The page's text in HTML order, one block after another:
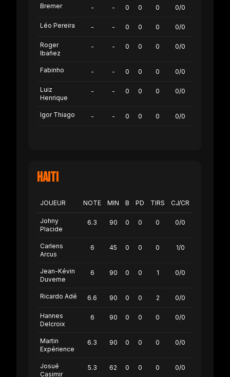
Bremer - - 0 0 0 0/0
Léo Pereira - - 0 0 0 0/0
Roger
Ibañez
- - 0 0 0 0/0
Fabinho - - 0 0 0 0/0
Luiz
Henrique
- - 0 0 0 0/0
Igor Thiago - - 0 0 0 0/0
Haiti
JOUEUR NOTE MIN B PD TIRS CJ/CR
Johny
Placide
6.3 90 0 0 0 0/0
Carlens
Arcus
6 45 0 0 0 1/0
Jean-Kévin
Duverne
6 90 0 0 1 0/0
Ricardo Adé 6.6 90 0 0 2 0/0
Hannes
Delcroix
6 90 0 0 0 0/0
Martin
Expérience
6.3 90 0 0 0 0/0
Josué
Casimir
5.3 62 0 0 0 0/0